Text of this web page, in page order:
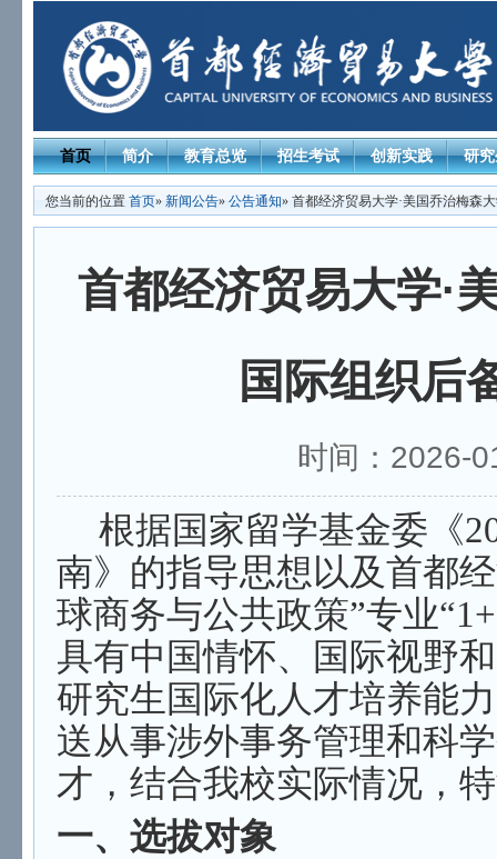
首页 简介 教育总览 招生考试 创新实践 研
您当前的位置 首页» 新闻公告» 公告通知» 首都经济贸易大学·美国乔治梅森
首都经济贸易大学·
国际组织后
时间：2026-
根据国家留学基金委 《
南》的指导思想以及首都
球商务与公共政策”专业
具有中国情怀、国际视野
研究生国际化人才培养能
送从事涉外事务管理和科
才，结合我校实际情况，
一、选拔对象